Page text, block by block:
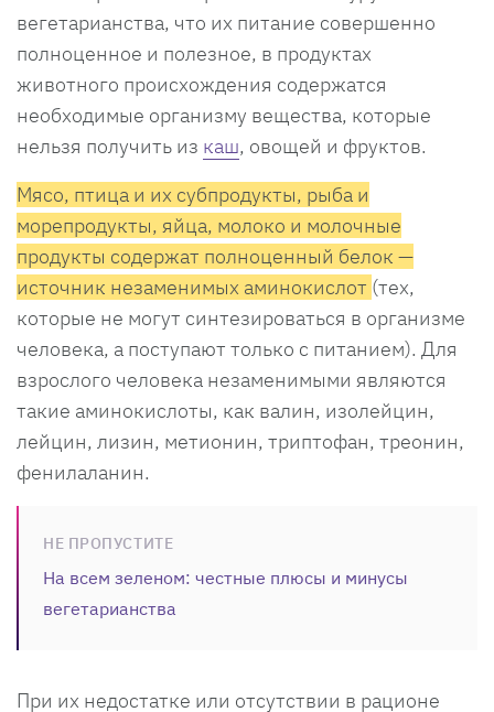
вегетарианства, что их питание совершенно
полноценное и полезное, в продуктах
животного происхождения содержатся
необходимые организму вещества, которые
нельзя получить из каш, овощей и фруктов.
Мясо, птица и их субпродукты, рыба и
морепродукты, яйца, молоко и молочные
продукты содержат полноценный белок —
источник незаменимых аминокислот (тех,
которые не могут синтезироваться в организме
человека, а поступают только с питанием). Для
взрослого человека незаменимыми являются
такие аминокислоты, как валин, изолейцин,
лейцин, лизин, метионин, триптофан, треонин,
фенилаланин.
НЕ ПРОПУСТИТЕ
На всем зеленом: честные плюсы и минусы
вегетарианства
При их недостатке или отсутствии в рационе